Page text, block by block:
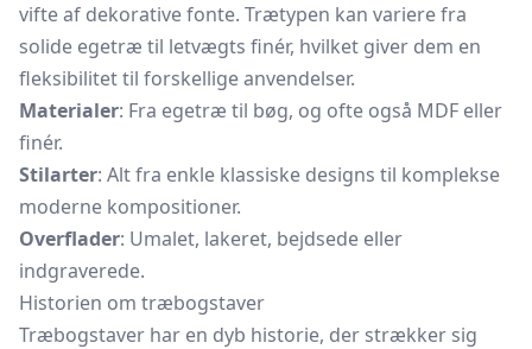
vifte af dekorative fonte. Trætypen kan variere fra
solide egetræ til letvægts finér, hvilket giver dem en
fleksibilitet til forskellige anvendelser.
Materialer: Fra egetræ til bøg, og ofte også MDF eller
finér.
Stilarter: Alt fra enkle klassiske designs til komplekse
moderne kompositioner.
Overflader: Umalet, lakeret, bejdsede eller
indgraverede.
Historien om træbogstaver
Træbogstaver har en dyb historie, der strækker sig